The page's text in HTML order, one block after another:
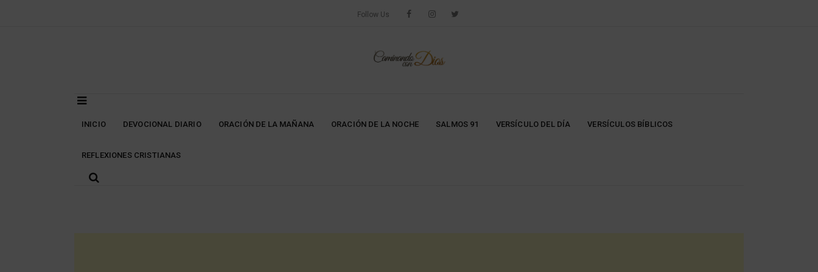
Follow Us
INICIO DEVOCIONAL DIARIO ORACIÓN DE LA MAÑANA ORACIÓN DE LA NOCHE SALMOS 91 VERSÍCULO DEL DÍA VERSÍCULOS BÍBLICOS
REFLEXIONES CRISTIANAS